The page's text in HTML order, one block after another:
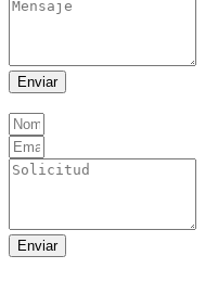
Enviar
Enviar